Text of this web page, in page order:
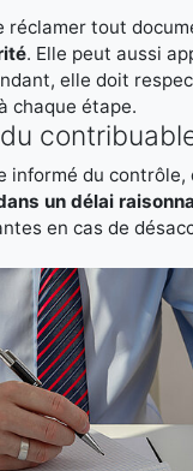
réclamer tout
. Elle peut aussi
elle doit
chaque étape.
informé du
un délai
en cas de